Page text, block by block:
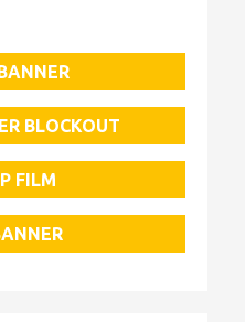
BLOCKOUT
FILM